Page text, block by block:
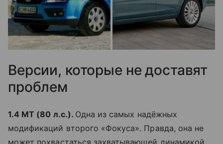
Версии, которые не доставят
проблем
1.4 МТ (80 л.с.). Одна из самых надёжных
модификаций второго «Фокуса». Правда, она не